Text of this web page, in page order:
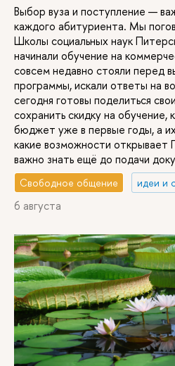
Социальное
предпринимательство
и инновации
10 /
Политика и
глобальное
управление в Евразии
10 /
Психологическое
сопровождение в
сфере управления
здоровьем и
благополучием
10 /
Выбор вуза и поступление —
каждого абитуриента. Мы
Школы социальных наук
начинали обучение на
совсем недавно стояли перед
программы, искали ответы на
сегодня готовы поделиться
сохранить скидку на
бюджет уже в первые годы, а
какие возможности открывает
важно знать ещё до подачи
Свободное общение идеи и
6 августа